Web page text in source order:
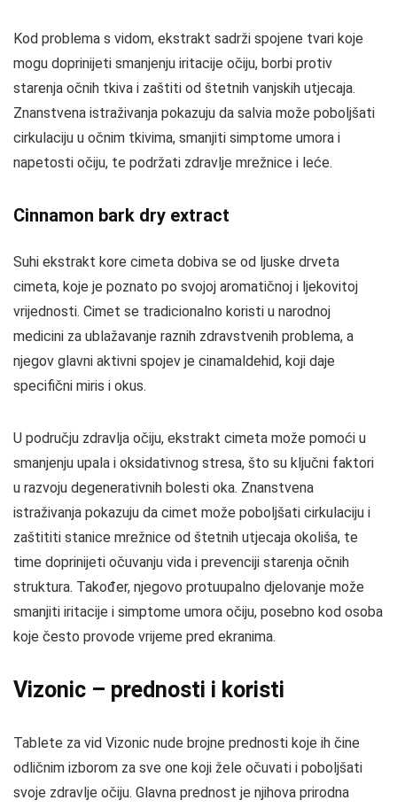
Kod problema s vidom, ekstrakt sadrži spojene tvari koje
mogu doprinijeti smanjenju iritacije očiju, borbi protiv
starenja očnih tkiva i zaštiti od štetnih vanjskih utjecaja.
Znanstvena istraživanja pokazuju da salvia može poboljšati
cirkulaciju u očnim tkivima, smanjiti simptome umora i
napetosti očiju, te podržati zdravlje mrežnice i leće.
Cinnamon bark dry extract
Suhi ekstrakt kore cimeta dobiva se od ljuske drveta
cimeta, koje je poznato po svojoj aromatičnoj i ljekovitoj
vrijednosti. Cimet se tradicionalno koristi u narodnoj
medicini za ublažavanje raznih zdravstvenih problema, a
njegov glavni aktivni spojev je cinamaldehid, koji daje
specifični miris i okus.
U području zdravlja očiju, ekstrakt cimeta može pomoći u
smanjenju upala i oksidativnog stresa, što su ključni faktori
u razvoju degenerativnih bolesti oka. Znanstvena
istraživanja pokazuju da cimet može poboljšati cirkulaciju i
zaštititi stanice mrežnice od štetnih utjecaja okoliša, te
time doprinijeti očuvanju vida i prevenciji starenja očnih
struktura. Također, njegovo protuupalno djelovanje može
smanjiti iritacije i simptome umora očiju, posebno kod osoba
koje često provode vrijeme pred ekranima.
Vizonic – prednosti i koristi
Tablete za vid Vizonic nude brojne prednosti koje ih čine
odličnim izborom za sve one koji žele očuvati i poboljšati
svoje zdravlje očiju. Glavna prednost je njihova prirodna